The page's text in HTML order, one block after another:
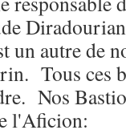
autre de
Tous ces
Nos
l'Aficion: